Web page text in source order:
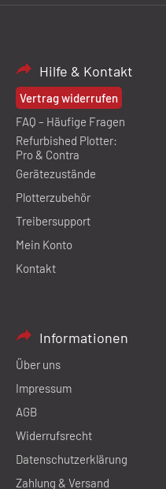
Hilfe & Kontakt
Vertrag widerrufen
FAQ – Häufige Fragen
Refurbished Plotter:
Pro & Contra
Gerätezustände
Plotterzubehör
Treibersupport
Mein Konto
Kontakt
Informationen
Über uns
Impressum
AGB
Widerrufsrecht
Datenschutzerklärung
Zahlung & Versand